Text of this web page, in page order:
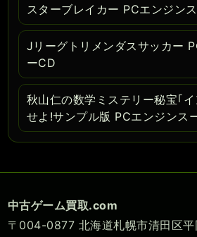
スターブレイカー PCエンジン
Jリーグトリメンダスサッカー
ーCD
秋山仁の数学ミステリー秘宝｢
せよ!サンプル版 PCエンジンス
中古ゲーム買取.com
〒004-0877 北海道札幌市清田区